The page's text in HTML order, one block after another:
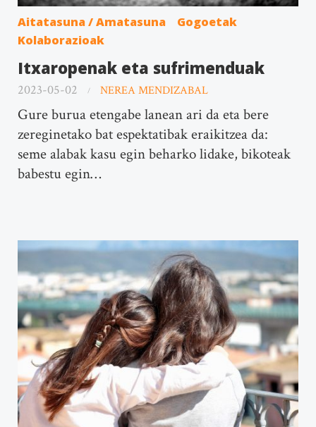
Aitatasuna / Amatasuna
Gogoetak
Kolaborazioak
Itxaropenak eta sufrimenduak
2023-05-02 NEREA MENDIZABAL
Gure burua etengabe lanean ari da eta bere
zereginetako bat espektatibak eraikitzea da:
seme alabak kasu egin beharko lidake, bikoteak
babestu egin…